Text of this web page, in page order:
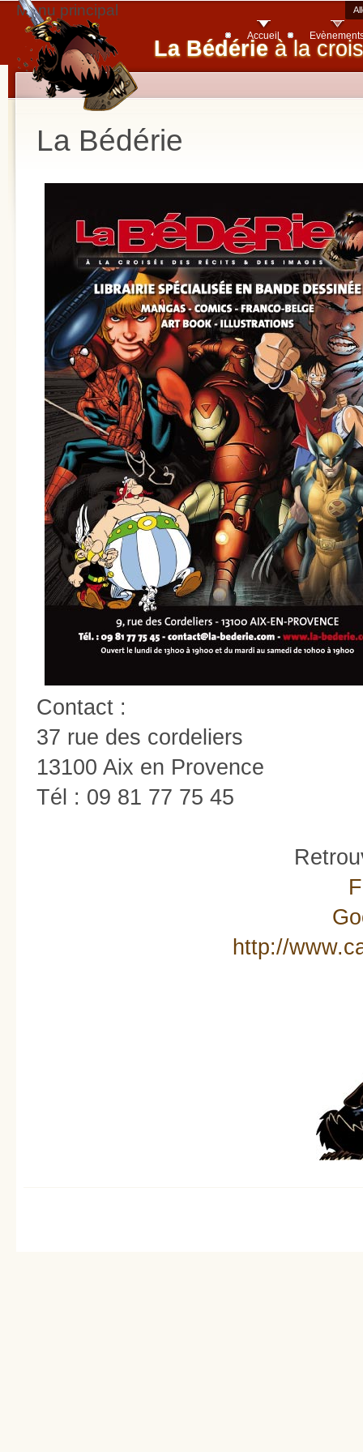
La Bédérie à la
Menu principal
Accueil
La Bédérie
Contact :
37 rue des cordeliers
13100 Aix en Provence
Tél : 09 81 77 75 45
http://